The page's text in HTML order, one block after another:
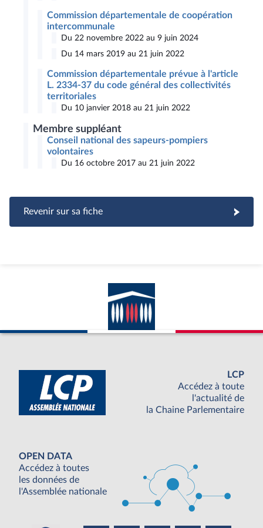
Commission départementale de coopération
intercommunale
Du 22 novembre 2022 au 9 juin 2024
Du 14 mars 2019 au 21 juin 2022
Commission départementale prévue à l'article
L. 2334-37 du code général des collectivités
territoriales
Du 10 janvier 2018 au 21 juin 2022
Membre suppléant
Conseil national des sapeurs-pompiers
volontaires
Du 16 octobre 2017 au 21 juin 2022
Revenir sur sa fiche
LCP
Accédez à toute
l'actualité de
la Chaine Parlementaire
OPEN DATA
Accédez à toutes
les données de
l'Assemblée nationale